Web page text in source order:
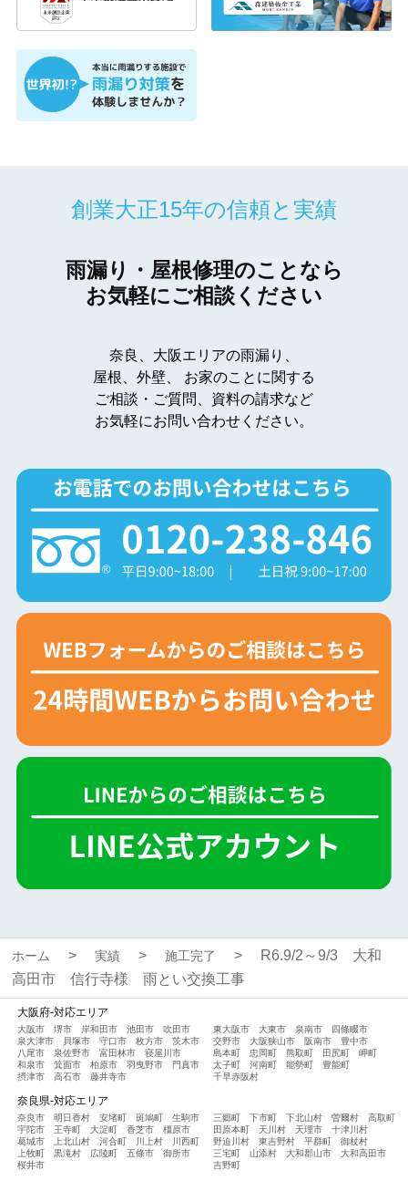
創業大正15年の信頼と実績
雨漏り・屋根修理のことなら
お気軽にご相談ください
奈良、大阪エリアの雨漏り、
屋根、外壁、
お家のことに関する
ご相談・ご質問、資料の請求など
お気軽にお問い合わせください。
ホーム 実績 施工完了
R6.9/2～9/3 大和
高田市 信行寺様 雨とい交換工事
大阪府-対応エリア
大阪市 堺市 岸和田市 池田市
吹田市
泉大津市
貝塚市 守口市 枚方市
茨木市
八尾市
泉佐野市 富田林市
寝屋川市
和泉市
箕面市 柏原市 羽曳野市
門真市
摂津市
高石市 藤井寺市
東大阪市 大東市 泉南市
四條畷市
交野市
大阪狭山市 阪南市
豊中市
島本町
忠岡町 熊取町 田尻町
岬町
太子町
河南町 能勢町
豊能町
千早赤阪村
奈良県-対応エリア
奈良市 明日香村 安堵町 斑鳩町
生駒市
宇陀市
王寺町 大淀町 香芝市
橿原市
葛城市
上北山村 河合町 川上村
川西町
上牧町
黒滝村 広陵町 五條市
御所市
桜井市
三郷町 下市町 下北山村 曽爾村
高取町
田原本町
天川村 天理市
十津川村
野迫川村
東吉野村 平群町
御杖村
三宅町
山添村 大和郡山市
大和高田市
吉野町